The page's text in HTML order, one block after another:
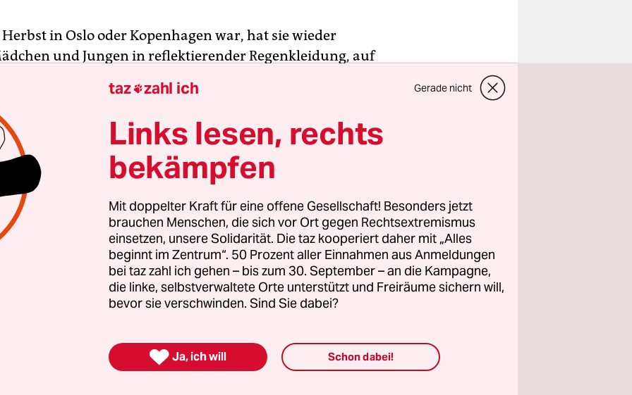
Herbst in Oslo oder Kopenhagen war, hat sie wieder
und Jungen in reflektierender Regenkleidung, auf
Auch in der norwegischen Region Trøndelag
Jütland gehört Sport nach der Schule einfach dazu.
selbst sportliche Eltern ist es in Skandinavien
dass die Kinder nach dem Lernen aktiv werden. Sport
als bei uns ein Stück Alltagskultur, die Vereine das
um das sich versammelt wird. Auf jedem Niveau übrigens.
Spitzenathletinnen und -athleten heißt das, dass sie
Internate geschickt werden, mit 12, 13 Jahren schon.
wirft in Sportarten wie dem Handball seit
Früchte ab. Handball ist erfolgreich und sichtbar im
taz zahl ich Gerade nicht
Links lesen, rechts
bekämpfen
Mit doppelter Kraft für eine offene Gesellschaft! Besonders jetzt
brauchen Menschen, die sich vor Ort gegen Rechtsextremismus
einsetzen, unsere Solidarität. Die taz kooperiert daher mit „Alles
beginnt im Zentrum“. 50 Prozent aller Einnahmen aus Anmeldungen
bei taz zahl ich gehen – bis zum 30. September – an die Kampagne,
die linke, selbstverwaltete Orte unterstützt und Freiräume sichern will,
bevor sie verschwinden. Sind Sie dabei?
 Ja, ich will Schon dabei!